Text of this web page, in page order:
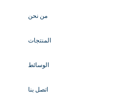
من نحن
المنتجات
الوسائط
اتصل بنا